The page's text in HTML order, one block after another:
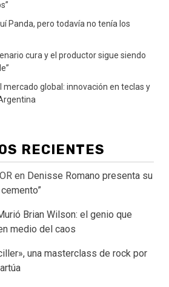
Panda, pero todavía no tenía los
cura y el productor sigue siendo
mercado global: innovación en teclas y
RECIENTES
en Denisse Romano presenta su
Brian Wilson: el genio que
medio del caos
una masterclass de rock por